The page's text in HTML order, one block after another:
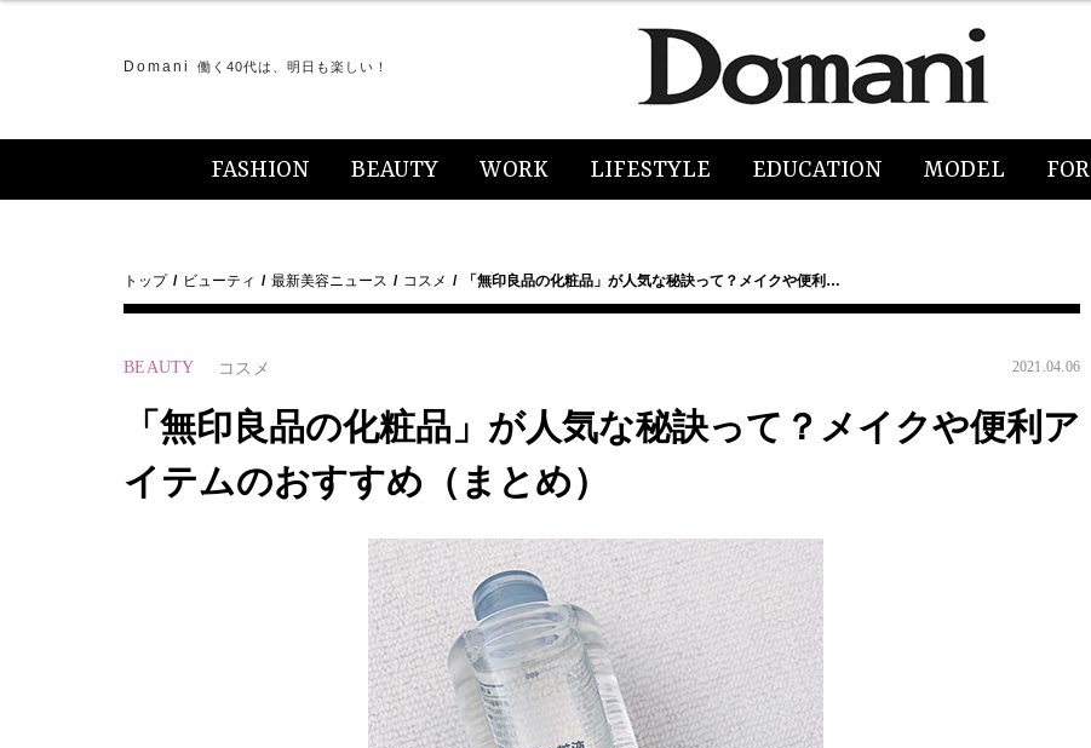
Domani 働く40代は、明日も楽しい！
FASHION BEAUTY WORK LIFESTYLE EDUCATION MODEL
トップ ビューティ 最新美容ニュース コスメ 「無印良品の化粧品」が人気な秘訣って？メイクや便利…
BEAUTY コスメ 2021.04.06
「無印良品の化粧品」が人気な秘訣って？メイクや便利ア
イテムのおすすめ（まとめ）